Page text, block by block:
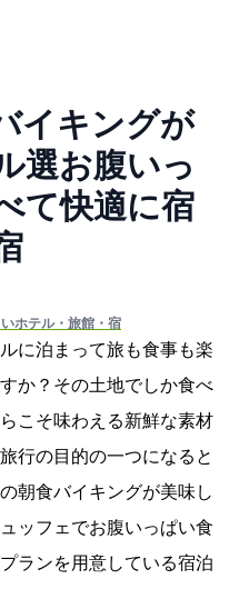
イキングが
選!お腹いっ
て快適に宿
いホテル・旅館・宿
に泊まって旅も食事も楽
か？その土地でしか食べ
こそ味わえる新鮮な素材
行の目的の一つになると
朝食バイキングが美味し
ッフェでお腹いっぱい食
ランを用意している宿泊